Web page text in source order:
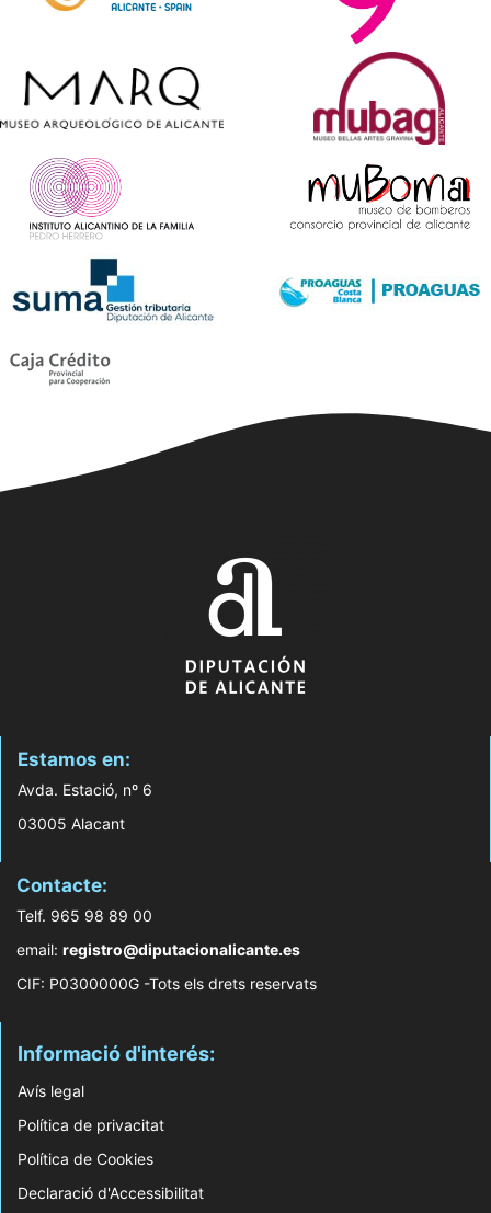
Estamos en:
Avda. Estació, nº 6
03005 Alacant
Contacte:
Telf. 965 98 89 00
email: registro@diputacionalicante.es
CIF: P0300000G -Tots els drets reservats
Informació d'interés:
Avís legal
Política de privacitat
Política de Cookies
Declaració d'Accessibilitat